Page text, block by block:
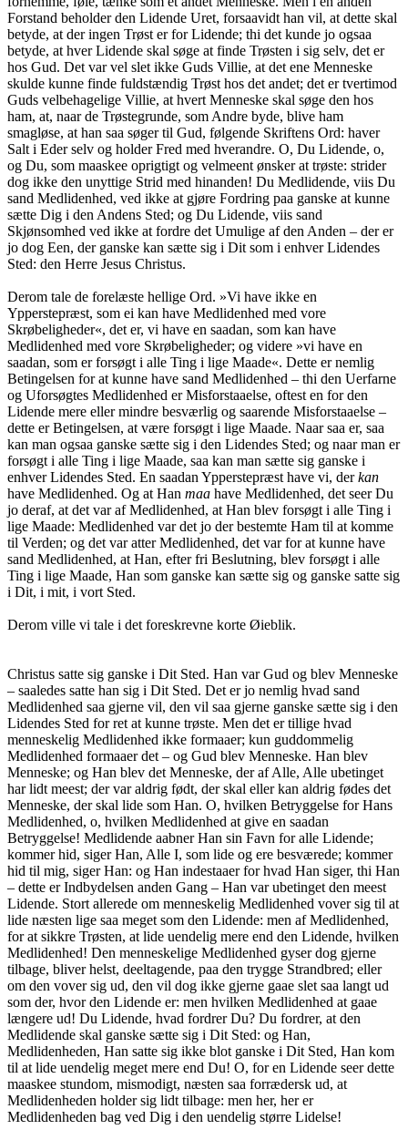
Forstand beholder den Lidende Uret, forsaavidt han vil, at dette skal
betyde, at der ingen Trøst er for Lidende; thi det kunde jo ogsaa
betyde, at hver Lidende skal søge at finde Trøsten i sig selv, det er
hos Gud. Det var vel slet ikke Guds Villie, at det ene Menneske
skulde kunne finde fuldstændig Trøst hos det andet; det er tvertimod
Guds velbehagelige Villie, at hvert Menneske skal søge den hos
ham, at, naar de Trøstegrunde, som Andre byde, blive ham
smagløse, at han saa søger til Gud, følgende Skriftens Ord: haver
Salt i Eder selv og holder Fred med hverandre. O, Du Lidende, o,
og Du, som maaskee oprigtigt og velmeent ønsker at trøste: strider
dog ikke den unyttige Strid med hinanden! Du Medlidende, viis Du
sand Medlidenhed, ved ikke at gjøre Fordring paa ganske at kunne
sætte Dig i den Andens Sted; og Du Lidende, viis sand
Skjønsomhed ved ikke at fordre det Umulige af den Anden – der er
jo dog Een, der ganske kan sætte sig i Dit som i enhver Lidendes
Sted: den Herre Jesus Christus.
Derom tale de forelæste hellige Ord. »Vi have ikke en
Ypperstepræst, som ei kan have Medlidenhed med vore
Skrøbeligheder«, det er, vi have en saadan, som kan have
Medlidenhed med vore Skrøbeligheder; og videre »vi have en
saadan, som er forsøgt i alle Ting i lige Maade«. Dette er nemlig
Betingelsen for at kunne have sand Medlidenhed – thi den Uerfarne
og Uforsøgtes Medlidenhed er Misforstaaelse, oftest en for den
Lidende mere eller mindre besværlig og saarende Misforstaaelse –
dette er Betingelsen, at være forsøgt i lige Maade. Naar saa er, saa
kan man ogsaa ganske sætte sig i den Lidendes Sted; og naar man er
forsøgt i alle Ting i lige Maade, saa kan man sætte sig ganske i
enhver Lidendes Sted. En saadan Ypperstepræst have vi, derkan
have Medlidenhed. Og at Han maa have Medlidenhed, det seer Du
jo deraf, at det var af Medlidenhed, at Han blev forsøgt i alle Ting i
lige Maade: Medlidenhed var det jo der bestemte Ham til at komme
til Verden; og det var atter Medlidenhed, det var for at kunne have
sand Medlidenhed, at Han, efter fri Beslutning, blev forsøgt i alle
Ting i lige Maade, Han som ganske kan sætte sig og ganske satte sig
i Dit, i mit, i vort Sted.
Derom ville vi tale i det foreskrevne korte Øieblik.
Christus satte sig ganske i Dit Sted. Han var Gud og blev Menneske
– saaledes satte han sig i Dit Sted. Det er jo nemlig hvad sand
Medlidenhed saa gjerne vil, den vil saa gjerne ganske sætte sig i den
Lidendes Sted for ret at kunne trøste. Men det er tillige hvad
menneskelig Medlidenhed ikke formaaer; kun guddommelig
Medlidenhed formaaer det – og Gud blev Menneske. Han blev
Menneske; og Han blev det Menneske, der af Alle, Alle ubetinget
har lidt meest; der var aldrig født, der skal eller kan aldrig fødes det
Menneske, der skal lide som Han. O, hvilken Betryggelse for Hans
Medlidenhed, o, hvilken Medlidenhed at give en saadan
Betryggelse! Medlidende aabner Han sin Favn for alle Lidende;
kommer hid, siger Han, Alle I, som lide og ere besværede; kommer
hid til mig, siger Han: og Han indestaaer for hvad Han siger, thi Han
– dette er Indbydelsen anden Gang – Han var ubetinget den meest
Lidende. Stort allerede om menneskelig Medlidenhed vover sig til at
lide næsten lige saa meget som den Lidende: men af Medlidenhed,
for at sikkre Trøsten, at lide uendelig mere end den Lidende, hvilken
Medlidenhed! Den menneskelige Medlidenhed gyser dog gjerne
tilbage, bliver helst, deeltagende, paa den trygge Strandbred; eller
om den vover sig ud, den vil dog ikke gjerne gaae slet saa langt ud
som der, hvor den Lidende er: men hvilken Medlidenhed at gaae
længere ud! Du Lidende, hvad fordrer Du? Du fordrer, at den
Medlidende skal ganske sætte sig i Dit Sted: og Han,
Medlidenheden, Han satte sig ikke blot ganske i Dit Sted, Han kom
til at lide uendelig meget mere end Du! O, for en Lidende seer dette
maaskee stundom, mismodigt, næsten saa forrædersk ud, at
Medlidenheden holder sig lidt tilbage: men her, her er
Medlidenheden bag ved Dig i den uendelig større Lidelse!